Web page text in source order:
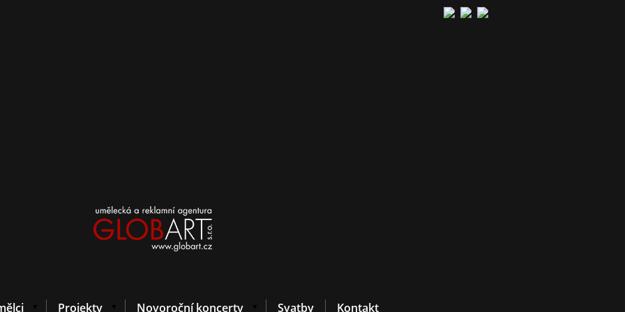
Projekty Novoroční koncerty Svatby Kontakt